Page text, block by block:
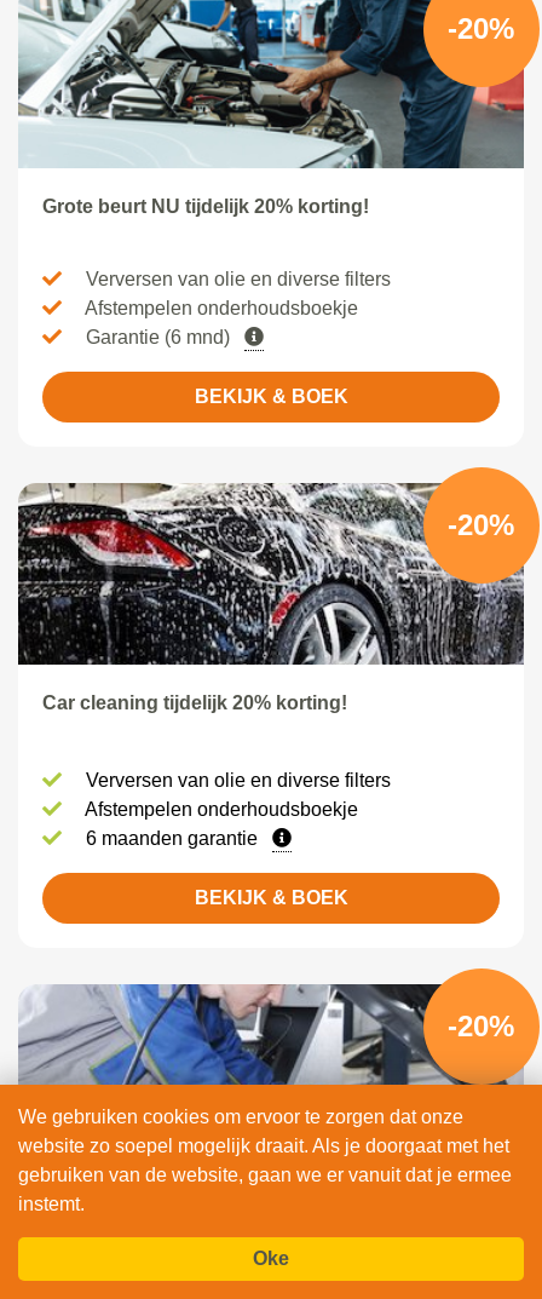
-20%
Grote beurt NU tijdelijk 20% korting!
Verversen van olie en diverse filters
Afstempelen onderhoudsboekje
Garantie (6 mnd)
BEKIJK & BOEK
-20%
Car cleaning tijdelijk 20% korting!
Verversen van olie en diverse filters
Afstempelen onderhoudsboekje
6 maanden garantie
BEKIJK & BOEK
-20%
Kleine beurt NU tijdelijk 20% korting!
Verversen van olie en de oliefilter
We gebruiken cookies om ervoor te zorgen dat onze
website zo soepel mogelijk draait. Als je doorgaat met het
gebruiken van de website, gaan we er vanuit dat je ermee
instemt.
Oke